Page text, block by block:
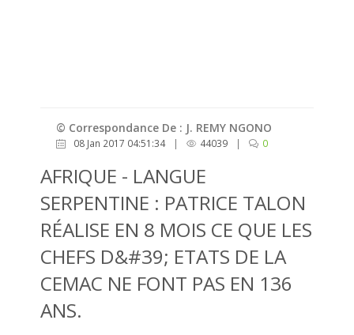
© Correspondance De : J. REMY NGONO
08 Jan 2017 04:51:34 | 44039 | 0
AFRIQUE - LANGUE
SERPENTINE : PATRICE TALON
RÉALISE EN 8 MOIS CE QUE LES
CHEFS D&#39; ETATS DE LA
CEMAC NE FONT PAS EN 136
ANS.